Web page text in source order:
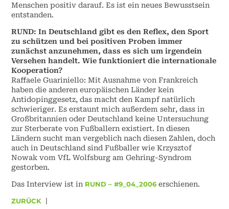
Menschen positiv darauf. Es ist ein neues Bewusstsein
entstanden.
RUND: In Deutschland gibt es den Reflex, den Sport
zu schützen und bei positiven Proben immer
zunächst anzunehmen, dass es sich um irgendein
Versehen handelt. Wie funktioniert die internationale
Kooperation?
Raffaele Guariniello: Mit Ausnahme von Frankreich
haben die anderen europäischen Länder kein
Antidopinggesetz, das macht den Kampf natürlich
schwieriger. Es erstaunt mich außerdem sehr, dass in
Großbritannien oder Deutschland keine Untersuchung
zur Sterberate von Fußballern existiert. In diesen
Ländern sucht man vergeblich nach diesen Zahlen, doch
auch in Deutschland sind Fußballer wie Krzysztof
Nowak vom VfL Wolfsburg am Gehring-Syndrom
gestorben.
Das Interview ist in RUND – #9_04_2006 erschienen.
ZURÜCK |